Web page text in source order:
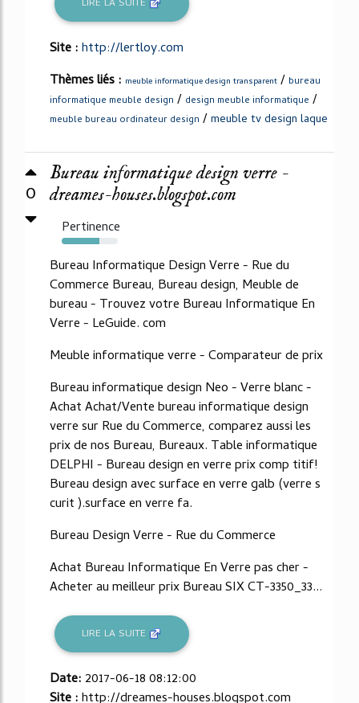
LIRE LA SUITE
Site :http://lertloy.com
Thèmes liés : meuble informatique design transparent / bureau
informatique meuble design / design meuble informatique /
meuble bureau ordinateur design /meuble tv design laque
0
Bureau informatique design verre -
dreames-houses.blogspot.com
Pertinence
67%
Bureau Informatique Design Verre - Rue du
Commerce Bureau, Bureau design, Meuble de
bureau - Trouvez votre Bureau Informatique En
Verre - LeGuide. com
Meuble informatique verre - Comparateur de prix
Bureau informatique design Neo - Verre blanc -
Achat Achat/Vente bureau informatique design
verre sur Rue du Commerce, comparez aussi les
prix de nos Bureau, Bureaux. Table informatique
DELPHI - Bureau design en verre prix comp titif!
Bureau design avec surface en verre galb (verre s
curit ).surface en verre fa.
Bureau Design Verre - Rue du Commerce
Achat Bureau Informatique En Verre pas cher -
Acheter au meilleur prix Bureau SIX CT-3350_33...
LIRE LA SUITE
Date: 2017-06-18 08:12:00